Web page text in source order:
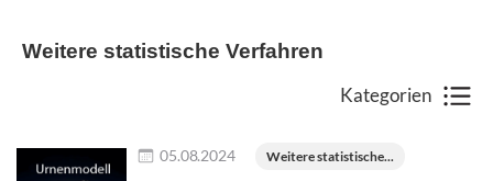
Weitere statistische Verfahren
Kategorien
05.08.2024 Weitere statistische...